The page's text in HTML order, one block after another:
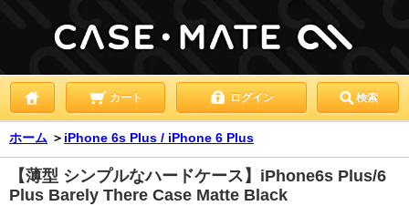
カート ログイン 検索
ホーム ＞ iPhone 6s Plus / iPhone 6 Plus
【薄型 シンプルなハードケース】iPhone6s Plus/6
Plus Barely There Case Matte Black